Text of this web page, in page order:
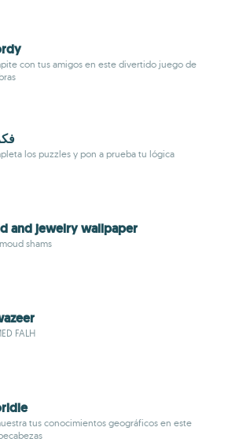
con tus amigos en este divertido juego de
los puzzles y pon a prueba tu lógica
and jewelry wallpaper
shams
FALH
tus conocimientos geográficos en este